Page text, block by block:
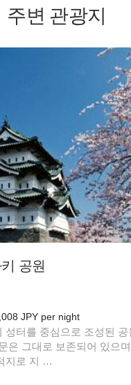
주변 관광지
공원
JPY per night
성터를 중심으로 조성된 공
은 그대로 보존되어 있으
지로 지 …